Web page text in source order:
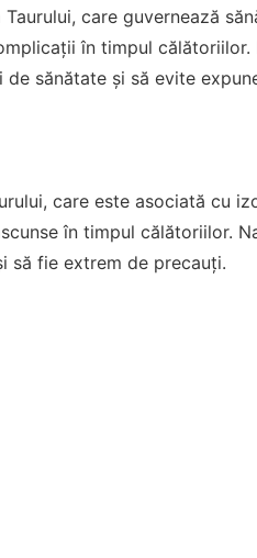
care guvernează
în timpul călătoriilor.
sănătate și să evite
care este asociată cu
în timpul călătoriilor.
să fie extrem de precauți.